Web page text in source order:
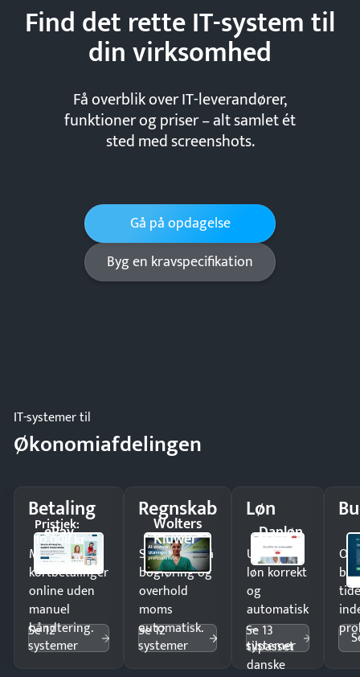
Find det rette IT-system til
dinvirksomhed
Få overblik over IT-leverandører,
funktioner og priser – alt samlet ét
sted med screenshots.
Gå på opdagelse
Byg en kravspecifikation
IT-systemer til
Økonomiafdelingen
Betaling
ePay
Pristjek:
10.008 kr
Modtag
kortbetalinger
online uden
manuel
håndtering.
Se 12
systemer
Regnskab
Wolters
Kluwer
Spar timer på
bogføring og
overhold
moms
automatisk.
Se 12
systemer
Løn
Danløn
Udbetal
løn korrekt
og
automatisk
—
tilpasset
danske
Se 13
systemer